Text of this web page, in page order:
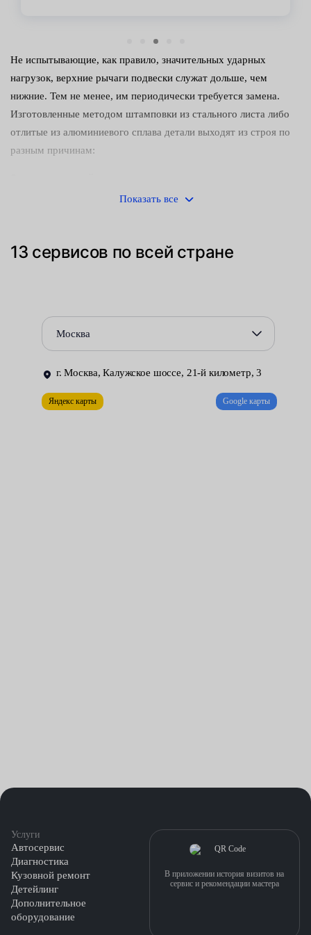
Не испытывающие, как правило, значительных ударных
нагрузок, верхние рычаги подвески служат дольше, чем
нижние. Тем не менее, им периодически требуется замена.
Изготовленные методом штамповки из стального листа либо
отлитые из алюминиевого сплава детали выходят из строя по
разным причинам:
механические повреждения.
поломки следует немедленно приступать к ремонту.
Для демонтажа отслужившей свой срок детали автомобиль
к размещённым в труднодоступных местах резьбовым
соединениям. Избежать ненужных проблем можно, доверив
Показать все
13 сервисов по всей стране
Москва
г. Москва, Калужское шоссе, 21-й километр, 3
Яндекс карты Google карты
Услуги
Автосервис
Диагностика
Кузовной ремонт
Детейлинг
Дополнительное
оборудование
В приложении история визитов на
сервис и рекомендации мастера